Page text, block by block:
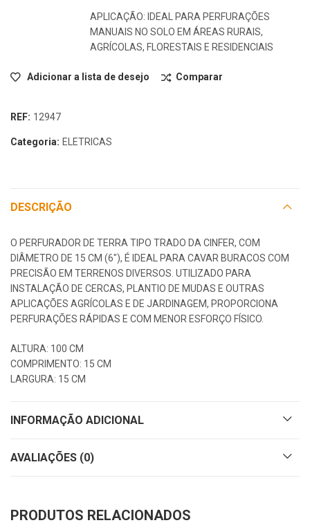
APLICAÇÃO: IDEAL PARA PERFURAÇÕES
MANUAIS NO SOLO EM ÁREAS RURAIS,
AGRÍCOLAS, FLORESTAIS E RESIDENCIAIS
Adicionar a lista de desejo Comparar
REF: 12947
Categoria: ELETRICAS
DESCRIÇÃO
O PERFURADOR DE TERRA TIPO TRADO DA CINFER, COM
DIÂMETRO DE 15 CM (6″), É IDEAL PARA CAVAR BURACOS COM
PRECISÃO EM TERRENOS DIVERSOS. UTILIZADO PARA
INSTALAÇÃO DE CERCAS, PLANTIO DE MUDAS E OUTRAS
APLICAÇÕES AGRÍCOLAS E DE JARDINAGEM, PROPORCIONA
PERFURAÇÕES RÁPIDAS E COM MENOR ESFORÇO FÍSICO.
ALTURA: 100 CM
COMPRIMENTO: 15 CM
LARGURA: 15 CM
INFORMAÇÃO ADICIONAL
AVALIAÇÕES (0)
PRODUTOS RELACIONADOS